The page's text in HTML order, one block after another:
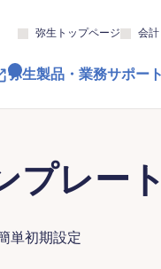
弥生トップページ 会
弥生製品・業務サポー
プレート
単初期設定